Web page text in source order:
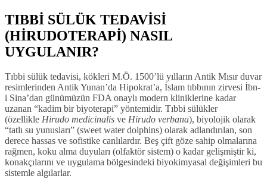
TIBBİ SÜLÜK TEDAVİSİ
(HİRUDOTERAPİ) NASIL
UYGULANIR?
Tıbbi sülük tedavisi, kökleri M.Ö. 1500’lü yılların Antik Mısır duvar
resimlerinden Antik Yunan’da Hipokrat’a, İslam tıbbının zirvesi İbn-
i Sina’dan günümüzün FDA onaylı modern kliniklerine kadar
uzanan “kadim bir biyoterapi” yöntemidir. Tıbbi sülükler
(özellikle Hirudo medicinalis ve Hirudo verbana), biyolojik olarak
“tatlı su yunusları” (sweet water dolphins) olarak adlandırılan, son
derece hassas ve sofistike canlılardır. Beş çift göze sahip olmalarına
rağmen, koku alma duyuları (olfaktör sistem) o kadar gelişmiştir ki,
konakçılarını ve uygulama bölgesindeki biyokimyasal değişimleri bu
sistemle algılarlar.